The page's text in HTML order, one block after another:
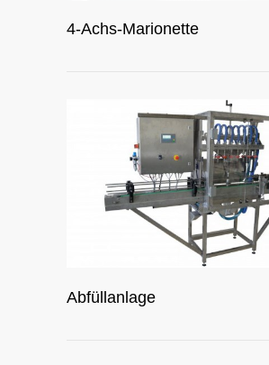
4-Achs-Marionette
Abfüllanlage